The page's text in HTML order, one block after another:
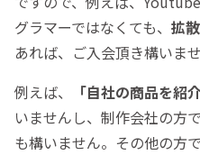
グラマーではなくても、 拡
あれば、ご入会頂き構いませ
例えば、
「自社の商品を紹
いませんし、制作会社の方で
も構いません。その他の方で